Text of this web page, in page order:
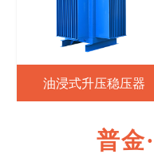
油浸式升压稳压器